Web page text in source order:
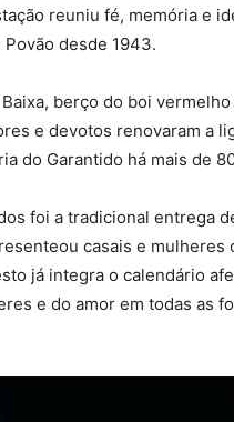
reuniu fé, memória e
desde 1943.
berço do boi
e devotos renovaram a
do Garantido há mais de
foi a tradicional entrega
casais e mulheres
já integra o calendário
e do amor em todas as